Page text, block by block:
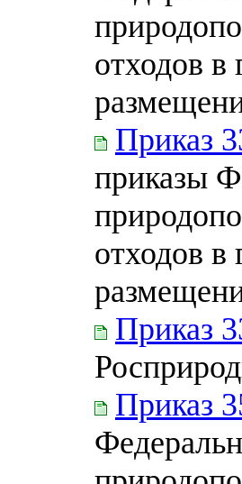
отходов в
Приказ
приказы
отходов в
Приказ
Приказ